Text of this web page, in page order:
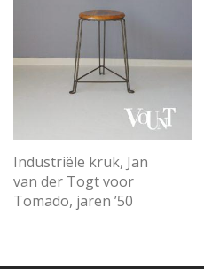
Industriële kruk, Jan
van der Togt voor
Tomado, jaren ’50